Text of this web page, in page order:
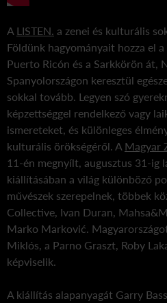
A LISTEN. a zenei és kulturális
Földünk hagyományait hozza el
Puerto Ricón és a Sarkkörön át,
Spanyolországon keresztül
sokkal tovább. Legyen szó
képzettséggel rendelkező vagy
ismereteket, és különleges
kulturális örökségéről. A Magyar
11-én megnyílt, augusztus 31-ig
kiállításában a világ különböző
művészek szerepelnek, többek
Collective, Ivan Duran,
Marko Marković.
Miklós, a Parno Graszt, Roby
képviselik.
A kiállítás alapanyagát Garry